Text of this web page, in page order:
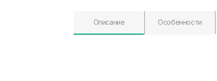
Описание Особенности